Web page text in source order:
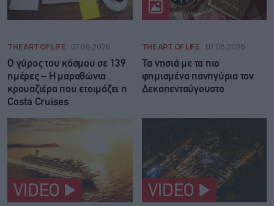
THE ART OF LIFE 07.08.2026
Ο γύρος του κόσμου σε 139
ημέρες – Η μαραθώνια
κρουαζιέρα που ετοιμάζει η
Costa Cruises
VIDEO
THE ART OF LIFE 07.08.2026
Τα νησιά με τα πιο
φημισμένα πανηγύρια τον
Δεκαπενταύγουστο
VIDEO